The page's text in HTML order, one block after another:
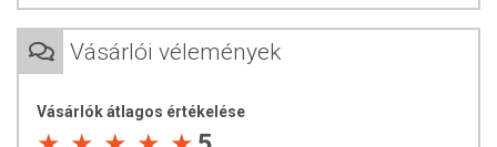
Ez a magas tápértékű gyümölcs számos vitamint és ásványi
anyagot tartalmaz, és jelentős antioxidáns-forrásként
ismert.
Ízletes és tápláló
Vásárlói vélemények
Vásárlók átlagos értékelése